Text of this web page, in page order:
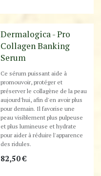
Best-Seller !
Dermalogica - Pro
Collagen Banking
Serum
Ce sérum puissant aide à
promouvoir, protéger et
préserver le collagène de la peau
aujourd'hui, afin d'en avoir plus
pour demain. Il favorise une
peau visiblement plus pulpeuse
et plus lumineuse et hydrate
pour aider à réduire l'apparence
des ridules.
82,50€